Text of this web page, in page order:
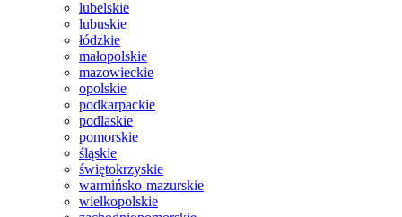
lubelskie
lubuskie
łódzkie
małopolskie
mazowieckie
opolskie
podkarpackie
podlaskie
pomorskie
śląskie
świętokrzyskie
warmińsko-mazurskie
wielkopolskie